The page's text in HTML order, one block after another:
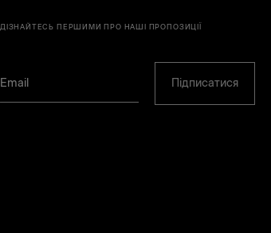
ДІЗНАЙТЕСЬ ПЕРШИМИ ПРО НАШІ ПРОПОЗИЦІЇ
Підписатися